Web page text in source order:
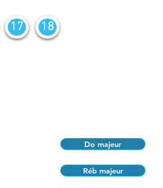
17 18
Do majeur
Réb majeur